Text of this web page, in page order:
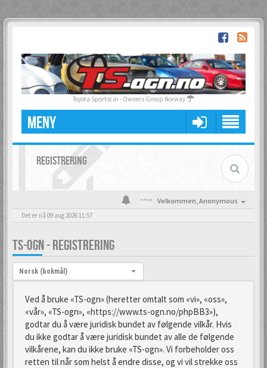
Toyota Sportscar - Owners Group Norway
MENY
REGISTRERING
Velkommen,Anonymous
Det er nå 09 aug 2026 11:57
TS-OGN - REGISTRERING
Språk:
Norsk (bokmål)
Ved å bruke «TS-ogn» (heretter omtalt som «vi», «oss»,
«vår», «TS-ogn», «https://www.ts-ogn.no/phpBB3»),
godtar du å være juridisk bundet av følgende vilkår. Hvis
du ikke godtar å være juridisk bundet av alle de følgende
vilkårene, kan du ikke bruke «TS-ogn». Vi forbeholder oss
retten til når som helst å endre disse, og vi vil strekke oss